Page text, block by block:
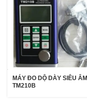
MÁY ĐO DỘ DÀY SIÊU ÂM
TM210B